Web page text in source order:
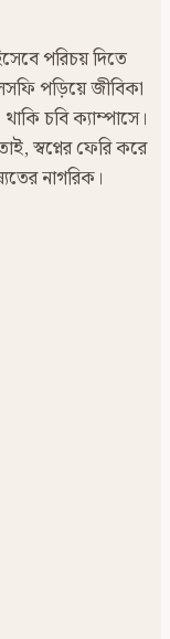
পরিচয় দিতে
পড়িয়ে জীবিকা
চবি ক্যাম্পাসে।
স্বপ্নের ফেরি করে
নাগরিক।